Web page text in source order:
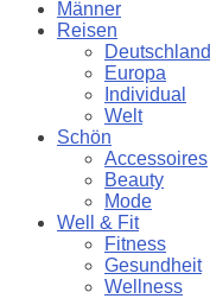
Männer
Reisen
Deutschland
Europa
Individual
Welt
Schön
Accessoires
Beauty
Mode
Well & Fit
Fitness
Gesundheit
Wellness